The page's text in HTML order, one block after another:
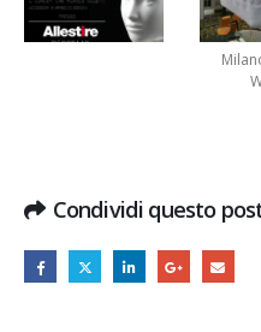
Condividi questo